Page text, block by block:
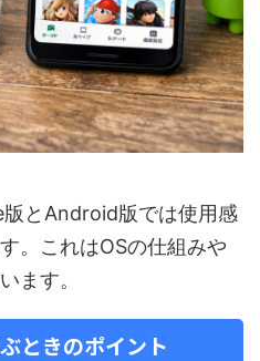
とAndroid版では使用感
。これはOSの仕組みや
ます。
ときのポイント